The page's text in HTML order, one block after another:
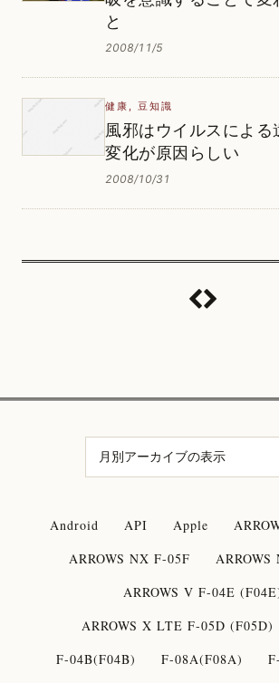
と
2008/11/5
健康 , 豆知識
風邪はウイルスによる
変化が原因らしい
2008/10/31
Android API Apple
ARROWS NX F-05F
ARROWS V F-04E
ARROWS X LTE F-05D (F05D)
F-04B(F04B)
F-08A(F08A)